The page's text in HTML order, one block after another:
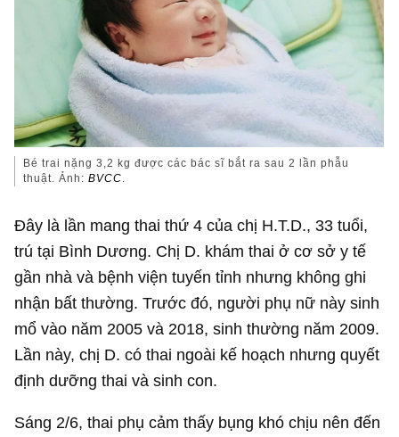
Bé trai nặng 3,2 kg được các bác sĩ bắt ra sau 2 lần phẫu
thuật. Ảnh:BVCC.
Đây là lần mang thai thứ 4 của chị H.T.D., 33 tuổi,
trú tại Bình Dương. Chị D. khám thai ở cơ sở y tế
gần nhà và bệnh viện tuyến tỉnh nhưng không ghi
nhận bất thường. Trước đó, người phụ nữ này sinh
mổ vào năm 2005 và 2018, sinh thường năm 2009.
Lần này, chị D. có thai ngoài kế hoạch nhưng quyết
định dưỡng thai và sinh con.
Sáng 2/6, thai phụ cảm thấy bụng khó chịu nên đến